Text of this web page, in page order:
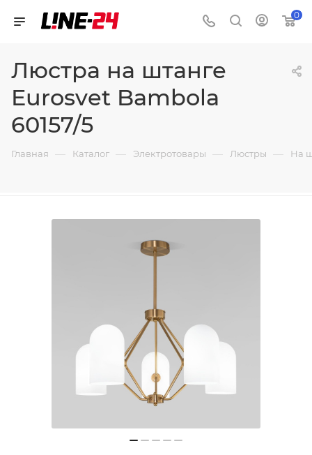
0
Люстра на штанге
Eurosvet Bambola
60157/5
Главная — Каталог — Электротовары — Люстры — На